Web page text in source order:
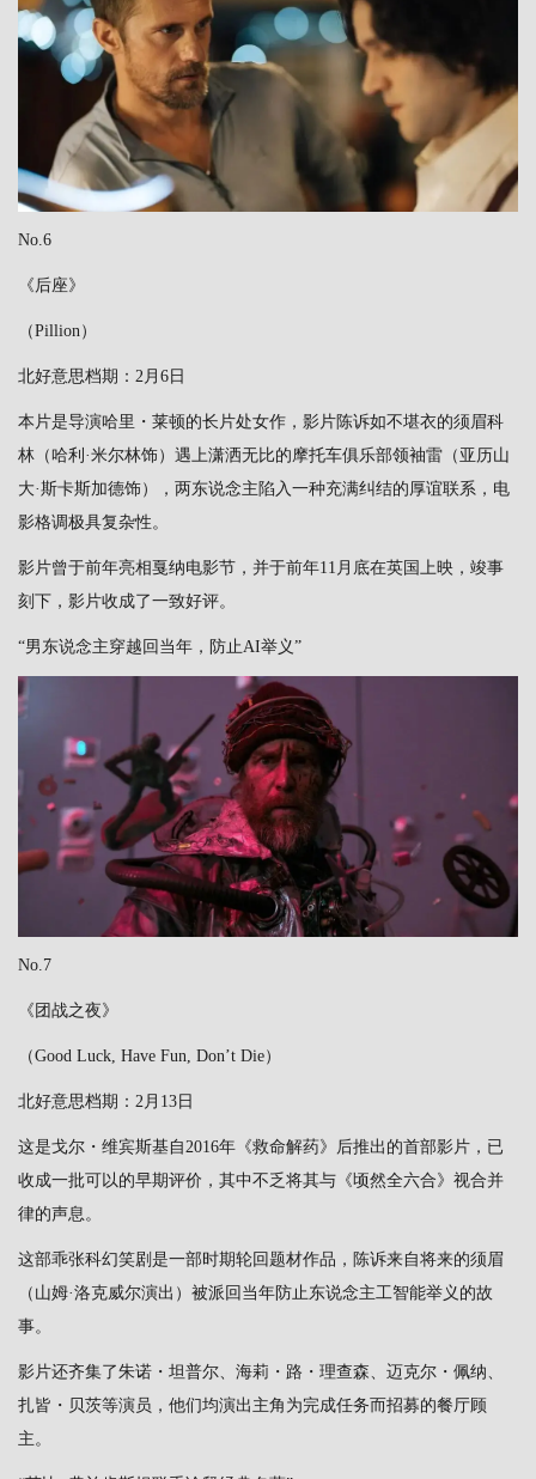
No.6
《后座》
（Pillion）
北好意思档期：2月6日
本片是导演哈里・莱顿的长片处女作，影片陈诉如不堪衣的须眉科
林（哈利·米尔林饰）遇上潇洒无比的摩托车俱乐部领袖雷（亚历山
大·斯卡斯加德饰），两东说念主陷入一种充满纠结的厚谊联系，电
影格调极具复杂性。
影片曾于前年亮相戛纳电影节，并于前年11月底在英国上映，竣事
刻下，影片收成了一致好评。
“男东说念主穿越回当年，防止AI举义”
No.7
《团战之夜》
（Good Luck, Have Fun, Don’t Die）
北好意思档期：2月13日
这是戈尔・维宾斯基自2016年《救命解药》后推出的首部影片，已
收成一批可以的早期评价，其中不乏将其与《顷然全六合》视合并
律的声息。
这部乖张科幻笑剧是一部时期轮回题材作品，陈诉来自将来的须眉
（山姆·洛克威尔演出）被派回当年防止东说念主工智能举义的故
事。
影片还齐集了朱诺・坦普尔、海莉・路・理查森、迈克尔・佩纳、
扎皆・贝茨等演员，他们均演出主角为完成任务而招募的餐厅顾
主。